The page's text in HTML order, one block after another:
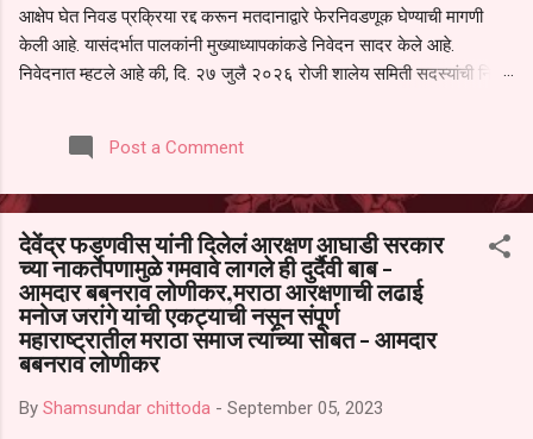
आक्षेप घेत निवड प्रक्रिया रद्द करून मतदानाद्वारे फेरनिवडणूक घेण्याची मागणी
केली आहे. यासंदर्भात पालकांनी मुख्याध्यापकांकडे निवेदन सादर केले आहे.
निवेदनात म्हटले आहे की, दि. २७ जुलै २०२६ रोजी शालेय समिती सदस्यांची निवड
पालकांना देण्यात आली नसल्याने मोठ्या संख्येने पालक बैठकीस उपस्थित राहू शकले
नाहीत. तसेच सर्व पालकांना विश्वासात न घेता निवड प्रक्रिया पूर्ण करण्यात
करण्यात यावी आणि सर्व पालकांच्या उपस्थितीत मतदान पद्धतीने शालेय समितीची
फेरनिवडणूक घेण्यात यावी, अशी मागणी पालकांनी केली आहे. या निवेदनाच्या प्रती
जिल्हा शिक्षण अधिकारी (प्राथमिक), जालना तसेच तालुका शिक्षण अधिकारी,
परतूर यांनाही पाठविण्यात आल्या असून प्रशासन याबाबत काय निर्णय घेते, याकडे
पालकांचे लक्ष लागले आहे. या न...
Post a Comment
देवेंद्र फडणवीस यांनी दिलेलं आरक्षण आघाडी सरकार
च्या नाकर्तेपणामुळे गमवावे लागले ही दुर्दैवी बाब -
आमदार बबनराव लोणीकर,मराठा आरक्षणाची लढाई
मनोज जरांगे यांची एकट्याची नसून संपूर्ण
महाराष्ट्रातील मराठा समाज त्यांच्या सोबत - आमदार
बबनराव लोणीकर
By Shamsundar chittoda - September 05, 2023